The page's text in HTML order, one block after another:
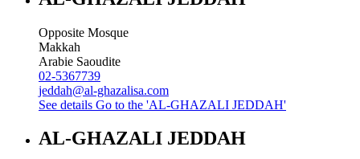
Opposite Mosque
Makkah
Arabie Saoudite
02-5367739
jeddah@al-ghazalisa.com
See details Go to the 'AL-GHAZALI JEDDAH'
AL-GHAZALI JEDDAH